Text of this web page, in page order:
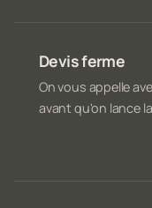
Devis ferme
On vous appelle
avant qu'on lance